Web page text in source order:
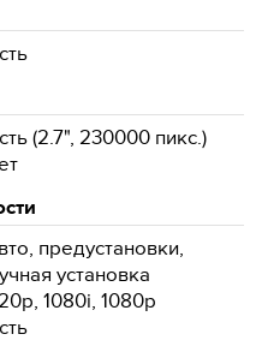
(2.7", 230000 пикс.)
предустановки,
установка
1080i, 1080p